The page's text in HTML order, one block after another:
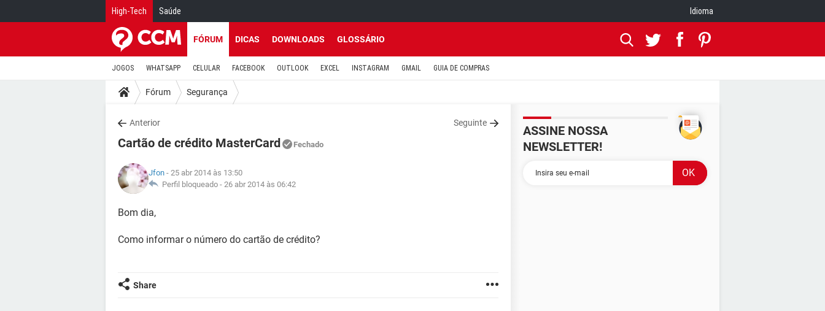
High-Tech Saúde Idioma
FÓRUM DICAS DOWNLOADS GLOSSÁRIO
JOGOS WHATSAPP CELULAR FACEBOOK OUTLOOK EXCEL INSTAGRAM GMAIL GUIA DE COMPRAS
Fórum Segurança
Anterior Seguinte
Cartão de crédito MasterCard Fechado
Jfon - 25 abr 2014 às 13:50
Perfil bloqueado - 26 abr 2014 às 06:42
Bom dia,
Como informar o número do cartão de crédito?
Share
ASSINE NOSSA
NEWSLETTER!